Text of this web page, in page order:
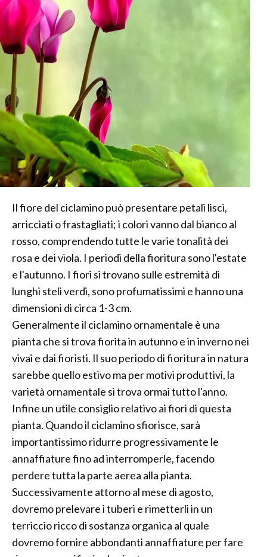
Il fiore del ciclamino può presentare petali lisci,
arricciati o frastagliati; i colori vanno dal bianco al
rosso, comprendendo tutte le varie tonalità dei
rosa e dei viola. I periodi della fioritura sono l'estate
e l'autunno. I fiori si trovano sulle estremità di
lunghi steli verdi, sono profumatissimi e hanno una
dimensioni di circa 1-3 cm.
Generalmente il ciclamino ornamentale è una
pianta che si trova fiorita in autunno e in inverno nei
vivai e dai fioristi. Il suo periodo di fioritura in natura
sarebbe quello estivo ma per motivi produttivi, la
varietà ornamentale si trova ormai tutto l'anno.
Infine un utile consiglio relativo ai fiori di questa
pianta. Quando il ciclamino sfiorisce, sarà
importantissimo ridurre progressivamente le
annaffiature fino ad interromperle, facendo
perdere tutta la parte aerea alla pianta.
Successivamente attorno al mese di agosto,
dovremo prelevare i tuberi e rimetterli in un
terriccio ricco di sostanza organica al quale
dovremo fornire abbondanti annaffiature per fare